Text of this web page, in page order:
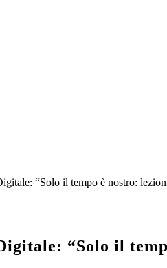
“Solo il tempo è nostro:
“Solo il